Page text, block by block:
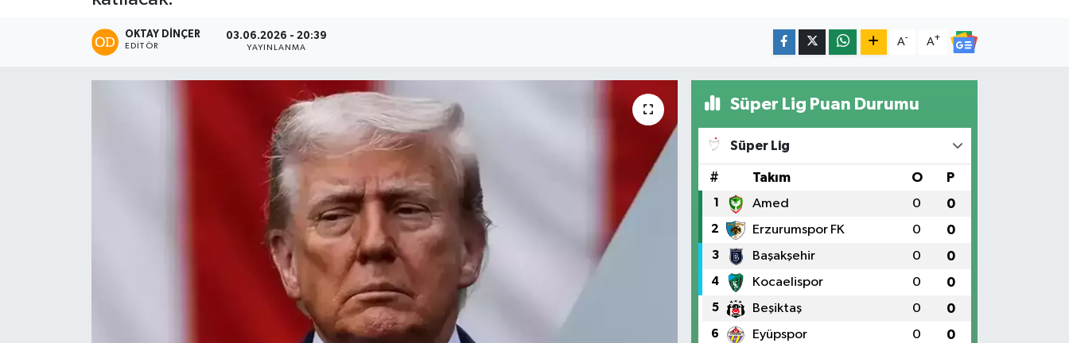
OKTAY DİNÇER
EDITÖR
03.06.2026 - 20:39
YAYINLANMA
A- A+
Süper Lig Puan Durumu
Süper Lig
# Takım O P
1 Amed 0 0
2 Erzurumspor FK 0 0
3 Başakşehir 0 0
4 Kocaelispor 0 0
5 Beşiktaş 0 0
6 Eyüpspor 0 0